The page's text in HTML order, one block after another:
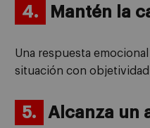
4. Mantén la
Una respuesta
situación con objetividad
5. Alcanza un